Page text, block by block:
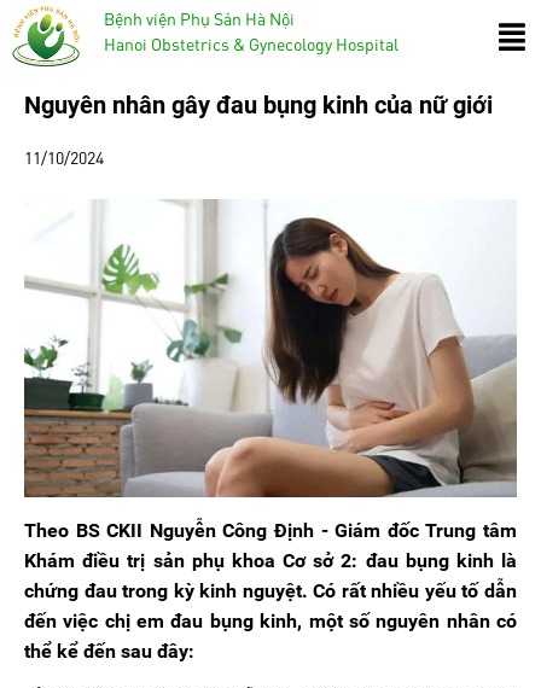
Bệnh viện Phụ Sản Hà Nội
Hanoi Obstetrics & Gynecology Hospital
Nguyên nhân gây đau bụng kinh của nữ giới
11/10/2024
Theo BS CKII Nguyễn Công Định - Giám đốc Trung tâm
Khám điều trị sản phụ khoa Cơ sở 2: đau bụng kinh là
chứng đau trong kỳ kinh nguyệt. Có rất nhiều yếu tố dẫn
đến việc chị em đau bụng kinh, một số nguyên nhân có
thể kể đến sau đây: